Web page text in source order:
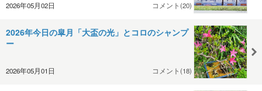
2026年05月02日 コメント(20)
2026年今日の皐月「大盃の光」とコロのシャンプ
ー
2026年05月01日 コメント(18)